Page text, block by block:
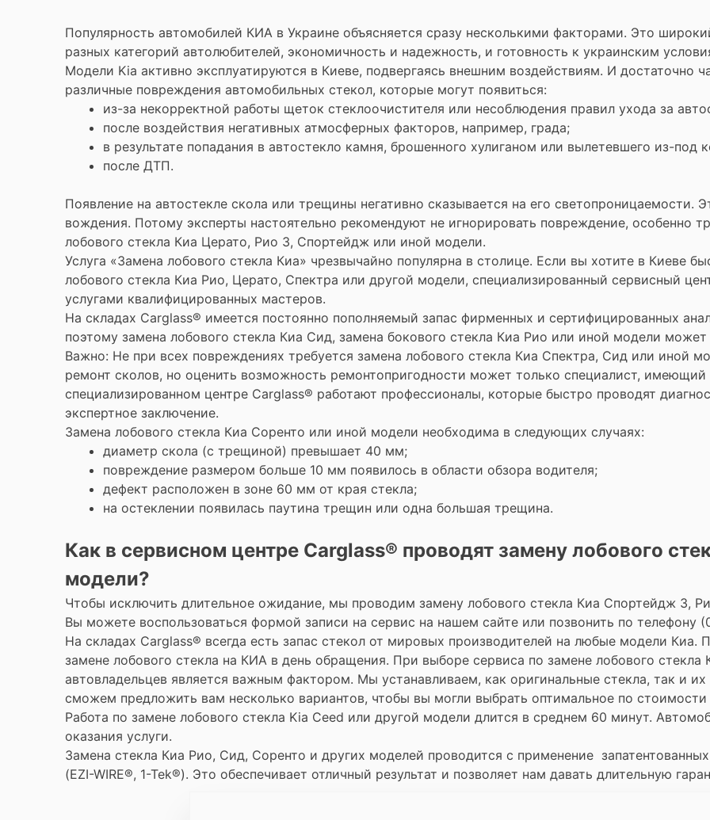
Популярность автомобилей КИА в Украине объясняется сразу несколькими факторами. Это
разных категорий автолюбителей, экономичность и надежность, и готовность к украинским
Модели Kia активно эксплуатируются в Киеве, подвергаясь внешним воздействиям. И достаточно
различные повреждения автомобильных стекол, которые могут появиться:
из-за некорректной работы щеток стеклоочистителя или несоблюдения правил ухода за
после воздействия негативных атмосферных факторов, например, града;
в результате попадания в автостекло камня, брошенного хулиганом или вылетевшего из-под
после ДТП.
Появление на автостекле скола или трещины негативно сказывается на его светопроницаемости.
вождения. Потому эксперты настоятельно рекомендуют не игнорировать повреждение, особенно
лобового стекла Киа Церато, Рио 3, Спортейдж или иной модели.
Услуга «Замена лобового стекла Киа» чрезвычайно популярна в столице. Если вы хотите в Киеве
лобового стекла Киа Рио, Церато, Спектра или другой модели, специализированный сервисный
услугами квалифицированных мастеров.
На складах Carglass® имеется постоянно пополняемый запас фирменных и сертифицированных
поэтому замена лобового стекла Киа Сид, замена бокового стекла Киа Рио или иной модели
Важно: Не при всех повреждениях требуется замена лобового стекла Киа Спектра, Сид или иной
ремонт сколов, но оценить возможность ремонтопригодности может только специалист,
специализированном центре Carglass® работают профессионалы, которые быстро проводят
экспертное заключение.
Замена лобового стекла Киа Соренто или иной модели необходима в следующих случаях:
диаметр скола (с трещиной) превышает 40 мм;
повреждение размером больше 10 мм появилось в области обзора водителя;
дефект расположен в зоне 60 мм от края стекла;
на остеклении появилась паутина трещин или одна большая трещина.
Как в сервисном центре Carglass® проводят замену лобового
модели?
Чтобы исключить длительное ожидание, мы проводим замену лобового стекла Киа Спортейдж 3,
Вы можете воспользоваться формой записи на сервис на нашем сайте или позвонить по телефону
На складах Carglass® всегда есть запас стекол от мировых производителей на любые модели
замене лобового стекла на КИА в день обращения. При выборе сервиса по замене лобового
автовладельцев является важным фактором. Мы устанавливаем, как оригинальные стекла, так и
сможем предложить вам несколько вариантов, чтобы вы могли выбрать оптимальное по стоимости
Работа по замене лобового стекла Kia Ceed или другой модели длится в среднем 60 минут.
оказания услуги.
Замена стекла Киа Рио, Сид, Соренто и других моделей проводится с применение
(EZI-WIRE®, 1-Tek®). Это обеспечивает отличный результат и позволяет нам давать длительную